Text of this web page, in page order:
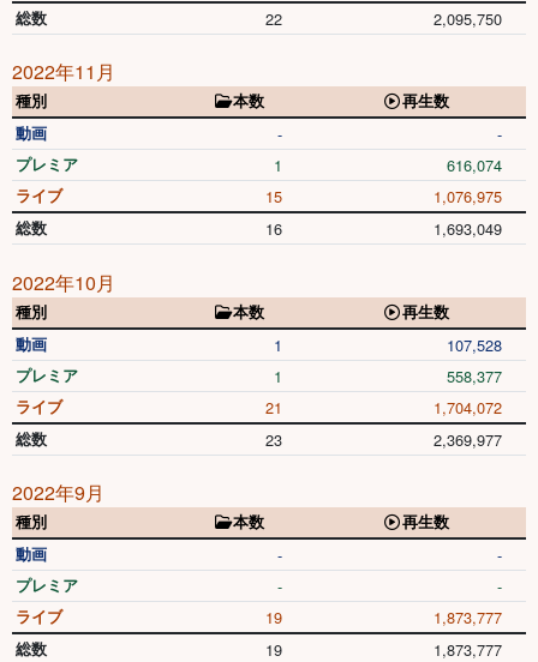
総数 22 2,095,750
2022年11月
種別 本数
再生数
動画
- -
プレミア 1 616,074
ライブ 15 1,076,975
総数 16 1,693,049
2022年10月
種別 本数
再生数
動画
1 107,528
プレミア 1 558,377
ライブ 21 1,704,072
総数 23 2,369,977
2022年9月
種別 本数
再生数
動画
- -
プレミア - -
ライブ 19 1,873,777
総数 19 1,873,777